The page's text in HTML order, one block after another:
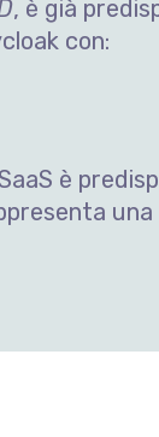
, è già
con:
è
una